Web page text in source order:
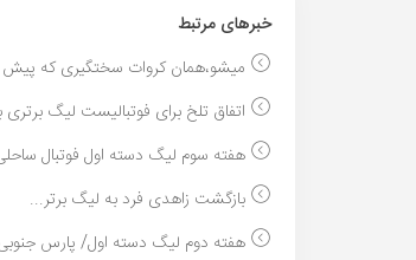
خبر‌های مرتبط
میشو،همان کروات سختگیری که
اتفاق تلخ برای فوتبالیست لیگ
هفته سوم لیگ دسته اول فوتبال
بازگشت زاهدی فرد به لیگ برتر...
هفته دوم لیگ دسته اول/ پارس جنوبی جم 2